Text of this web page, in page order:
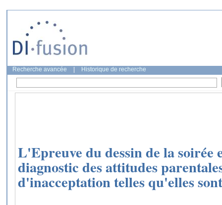
Recherche avancée Historique de recherche
L'Epreuve du dessin de la soirée
diagnostic des attitudes
d'inacceptation telles qu'elles